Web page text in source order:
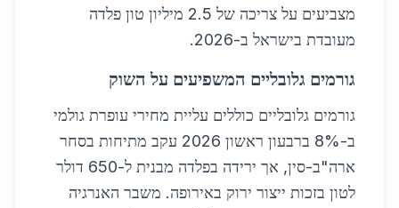
מצביעים על צריכה של 2.5 מיליון טון פלדה
מעובדת בישראל ב-2026.
גורמים גלובליים המשפיעים על השוק
גורמים גלובליים כוללים עליית מחירי עופרת גולמי
ב-8% ברבעון ראשון 2026 עקב מתיחות בסחר
ארה"ב-סין, אך ירידה בפלדה מבנית ל-650 דולר
לטון בזכות ייצור ירוק באירופה. משבר האנרגיה